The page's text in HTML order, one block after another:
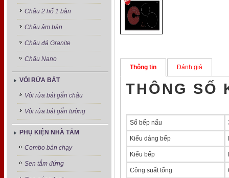
Chậu 2 hố 1 bàn
Chậu âm bàn
Chậu đá Granite
Chậu Nano
VÒI RỬA BÁT
Vòi rửa bát gắn chậu
Vòi rửa bát gắn tường
PHỤ KIỆN NHÀ TẮM
Combo bán chạy
Sen tắm đứng
Thông tin Đánh giá
THÔNG SỐ
Số bếp nấu
Kiểu dáng bếp
Kiểu bếp
Công suất tổng